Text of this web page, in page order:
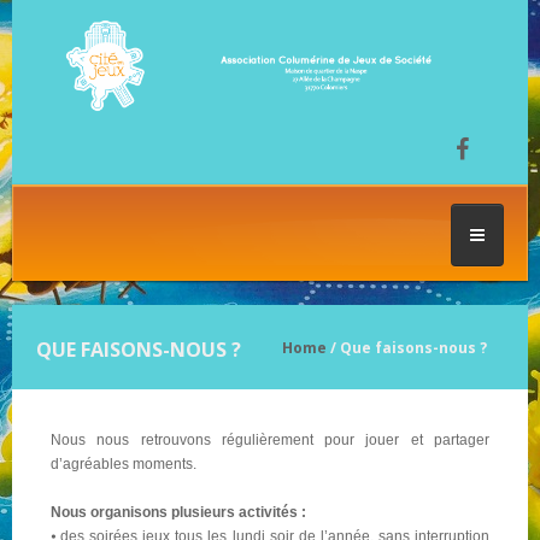
LES SÉANCES DE JEU
FESTIVAL DU JEU
QUE FAISONS-NOUS ? Home / Que faisons-nous ?
Nous nous retrouvons régulièrement pour jouer et partager
d’agréables moments.
Nous organisons plusieurs activités :
⦁ des soirées jeux tous les lundi soir de l’année, sans interruption